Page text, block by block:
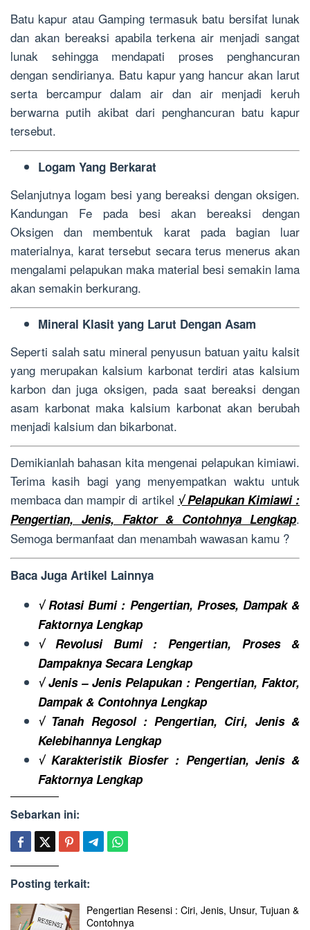
Batu kapur atau Gamping termasuk batu bersifat lunak
dan akan bereaksi apabila terkena air menjadi sangat
lunak sehingga mendapati proses penghancuran
dengan sendirianya. Batu kapur yang hancur akan larut
serta bercampur dalam air dan air menjadi keruh
berwarna putih akibat dari penghancuran batu kapur
tersebut.
Logam Yang Berkarat
Selanjutnya logam besi yang bereaksi dengan oksigen.
Kandungan Fe pada besi akan bereaksi dengan
Oksigen dan membentuk karat pada bagian luar
materialnya, karat tersebut secara terus menerus akan
mengalami pelapukan maka material besi semakin lama
akan semakin berkurang.
Mineral Klasit yang Larut Dengan Asam
Seperti salah satu mineral penyusun batuan yaitu kalsit
yang merupakan kalsium karbonat terdiri atas kalsium
karbon dan juga oksigen, pada saat bereaksi dengan
asam karbonat maka kalsium karbonat akan berubah
menjadi kalsium dan bikarbonat.
Demikianlah bahasan kita mengenai pelapukan kimiawi.
Terima kasih bagi yang menyempatkan waktu untuk
membaca dan mampir di artikel √ Pelapukan Kimiawi :
Pengertian, Jenis, Faktor & Contohnya Lengkap.
Semoga bermanfaat dan menambah wawasan kamu ?
Baca Juga Artikel Lainnya
√ Rotasi Bumi : Pengertian, Proses, Dampak &
Faktornya Lengkap
√ Revolusi Bumi : Pengertian, Proses &
Dampaknya Secara Lengkap
√ Jenis – Jenis Pelapukan : Pengertian, Faktor,
Dampak & Contohnya Lengkap
√ Tanah Regosol : Pengertian, Ciri, Jenis &
Kelebihannya Lengkap
√ Karakteristik Biosfer : Pengertian, Jenis &
Faktornya Lengkap
Sebarkan ini:
Posting terkait:
Pengertian Resensi : Ciri, Jenis, Unsur, Tujuan &
Contohnya